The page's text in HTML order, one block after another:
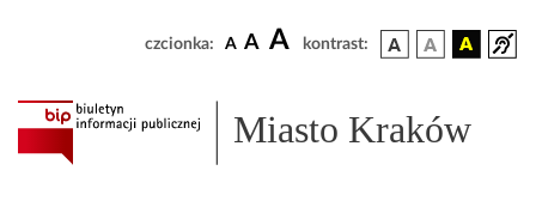
czcionka: A A A kontrast:
Miasto Kraków